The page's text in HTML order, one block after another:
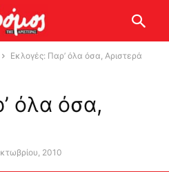
Εκλογές: Παρ’ όλα όσα, Αριστερά
όλα όσα,
2010